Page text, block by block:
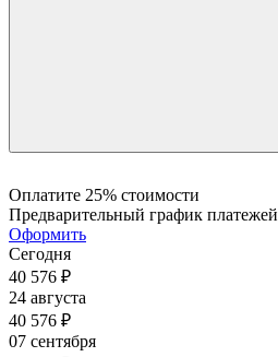
Оплатите 25% стоимости
Предварительный график платежей
Оформить
Сегодня
40 576 ₽
24 августа
40 576 ₽
07 сентября